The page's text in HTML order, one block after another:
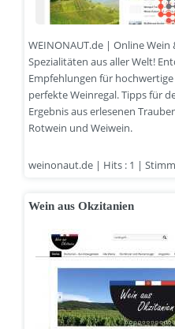
WEINONAUT.de | Online Wein
Spezialitäten aus aller Welt!
Empfehlungen für
perfekte Weinregal. Tipps für
Ergebnis aus erlesenen
Rotwein und Weiwein.
weinonaut.de | Hits : 1 |
Wein aus Okzitanien